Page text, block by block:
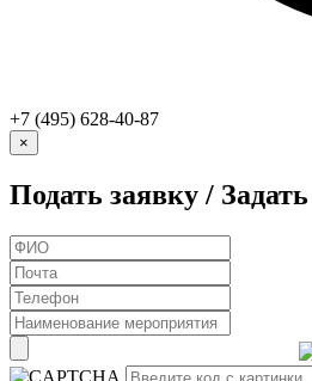
+7 (495) 628-40-87
×
Подать заявку /